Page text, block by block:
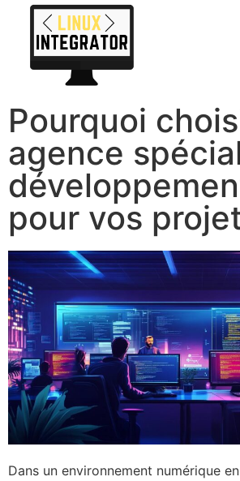
Pourquoi
agence
pour vos
Dans un environnement numérique